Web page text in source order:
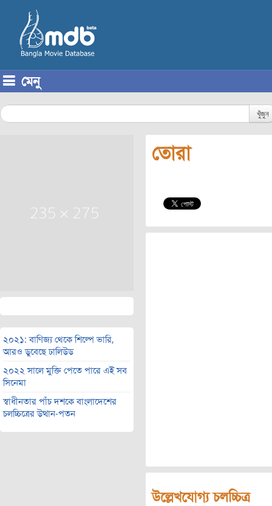
মেনু
খুঁজুন
২০২১: বাণিজ্য থেকে শিল্পে ভারি,
আরও ডুবেছে ঢালিউড
২০২২ সালে মুক্তি পেতে পারে এই সব
সিনেমা
স্বাধীনতার পাঁচ দশকে বাংলাদেশের
চলচ্চিত্রের উত্থান-পতন
তোরা
উল্লেখযোগ্য চলচ্চিত্র